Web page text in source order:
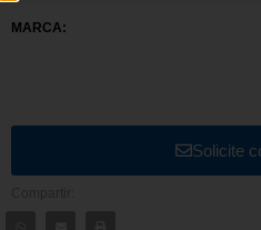
MARCA:
Solicite